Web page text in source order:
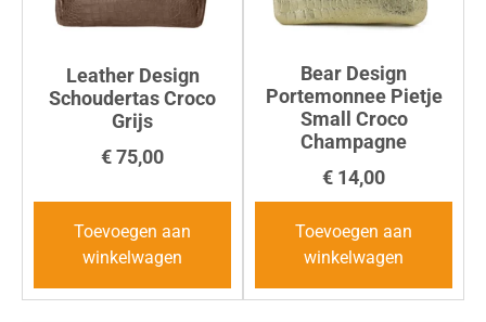
Leather Design
Schoudertas Croco
Grijs
€75,00
Toevoegen aan
winkelwagen
Bear Design
Portemonnee Pietje
Small Croco
Champagne
€ 14,00
Toevoegen aan
winkelwagen